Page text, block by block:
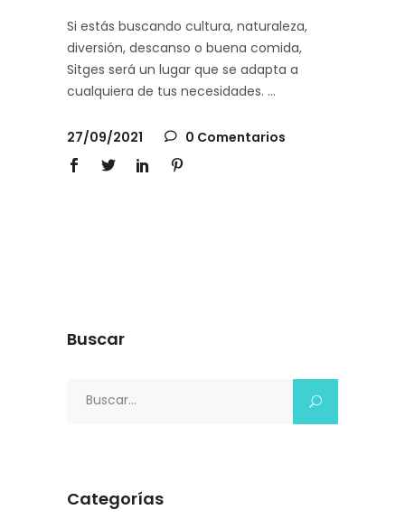
Si estás buscando cultura, naturaleza,
diversión, descanso o buena comida,
Sitges será un lugar que se adapta a
cualquiera de tus necesidades.
27/09/2021 0 Comentarios
Buscar
for:
Categorías